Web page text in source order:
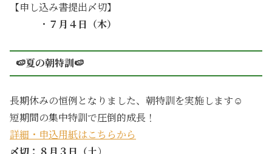
【申し込み書提出〆切】
・ ７月４日（木）
🍉夏の朝特訓🍉
長期休みの恒例となりました、朝特訓を実施します☺
短期間の集中特訓で圧倒的成長！
詳細・申込用紙はこちらから
〆切：８月３日（土）